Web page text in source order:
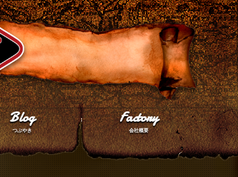
Blog
つぶやき
Factory
会社概要